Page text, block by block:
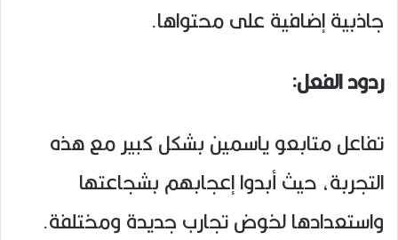
جاذبية إضافية على محتواها.
ردود الفعل:
تفاعل متابعو ياسمين بشكل كبير مع هذه
التجربة، حيث أبدوا إعجابهم بشجاعتها
واستعدادها لخوض تجارب جديدة ومختلفة.